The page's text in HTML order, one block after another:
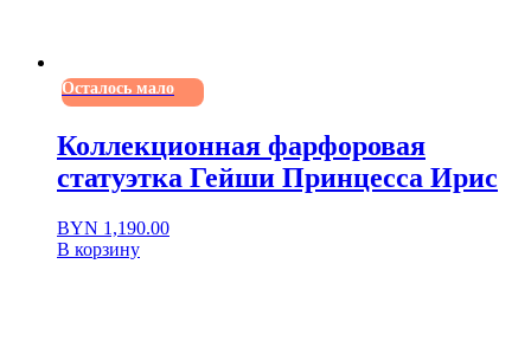
Осталось мало
Коллекционная фарфоровая
статуэтка Гейши Принцесса Ирис
BYN 1,190.00
В корзину